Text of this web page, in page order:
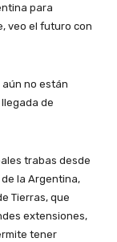
para
veo el futuro con
no están
de
trabas desde
la Argentina,
Tierras, que
extensiones,
tener